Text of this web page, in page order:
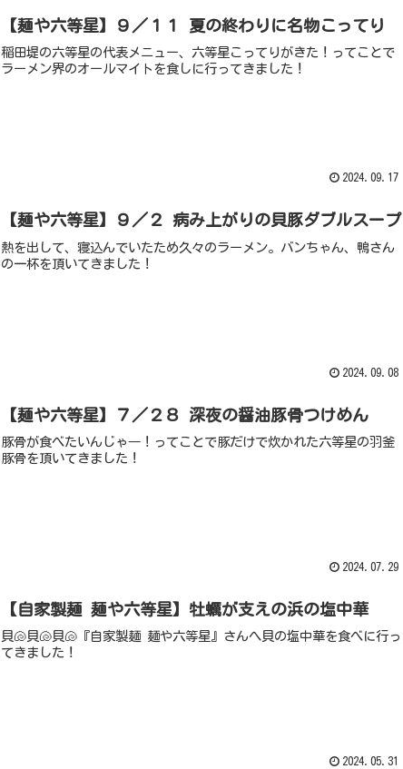
【麺や六等星】９／１１ 夏の終わりに名物こってり
稲田堤の六等星の代表メニュー、六等星こってりがきた！ってことで
ラーメン界のオールマイトを食しに行ってきました！
2024.09.17
【麺や六等星】９／２ 病み上がりの貝豚ダブルスープ
熱を出して、寝込んでいたため久々のラーメン。バンちゃん、鴨さん
の一杯を頂いてきました！
2024.09.08
【麺や六等星】７／２８ 深夜の醤油豚骨つけめん
豚骨が食べたいんじゃ―！ってことで豚だけで炊かれた六等星の羽釜
豚骨を頂いてきました！
2024.07.29
【自家製麺 麺や六等星】牡蠣が支えの浜の塩中華
貝🐚貝🐚貝🐚『自家製麺 麺や六等星』さんへ貝の塩中華を食べに行っ
てきました！
2024.05.31